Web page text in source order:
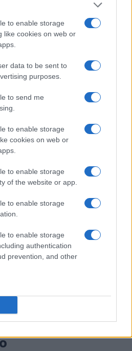
to enable storage
like cookies on web or
data to be sent to
purposes.
to send me
to enable storage
cookies on web or
to enable storage
of the website or app.
to enable storage
to enable storage
authentication
prevention, and other
todas las activaciones o
experiencias
cada decisión debe
del negocio. Las
en el mundo de las
es crucial aprender y